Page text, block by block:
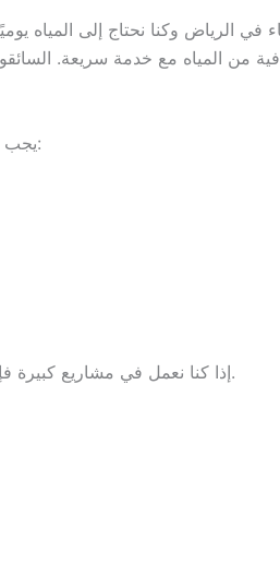
من المياه مع خدمة سريعة.
يجب أن نستخدم وايت ماء من أجل:
إذا كنا نعمل في مشاريع كبيرة فإن وايت ماء هو الخيار الصحيح.